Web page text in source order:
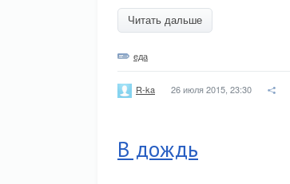
Читать дальше
еда
R-ka 26 июля 2015, 23:30
В дождь